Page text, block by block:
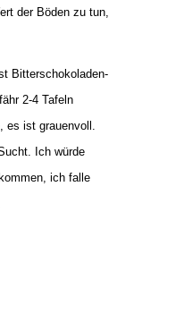
der Böden zu tun,
Bitterschokoladen-
2-4 Tafeln
ist grauenvoll.
Ich würde
ich falle